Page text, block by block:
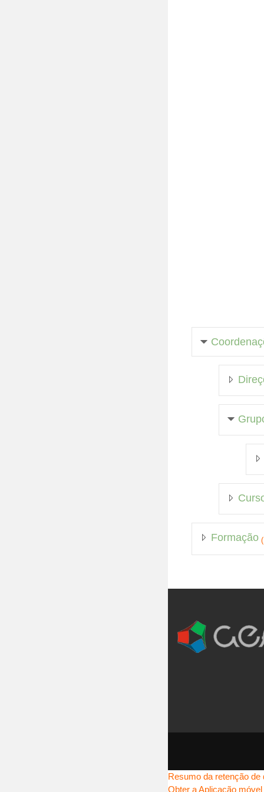
Formação
Resumo da retenção de
Obter a Aplicação móvel